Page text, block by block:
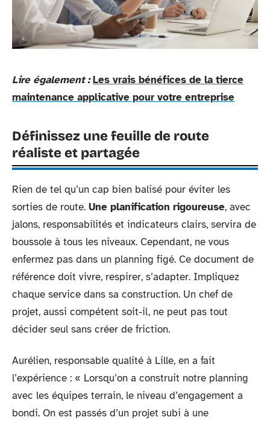
Lire également : Les vrais bénéfices de la tierce
maintenance applicative pour votre entreprise
Définissez une feuille de route
réaliste et partagée
Rien de tel qu’un cap bien balisé pour éviter les
sorties de route. Une planification rigoureuse, avec
jalons, responsabilités et indicateurs clairs, servira de
boussole à tous les niveaux. Cependant, ne vous
enfermez pas dans un planning figé. Ce document de
référence doit vivre, respirer, s’adapter. Impliquez
chaque service dans sa construction. Un chef de
projet, aussi compétent soit-il, ne peut pas tout
décider seul sans créer de friction.
Aurélien, responsable qualité à Lille, en a fait
l’expérience : « Lorsqu’on a construit notre planning
avec les équipes terrain, le niveau d’engagement a
bondi. On est passés d’un projet subi à une